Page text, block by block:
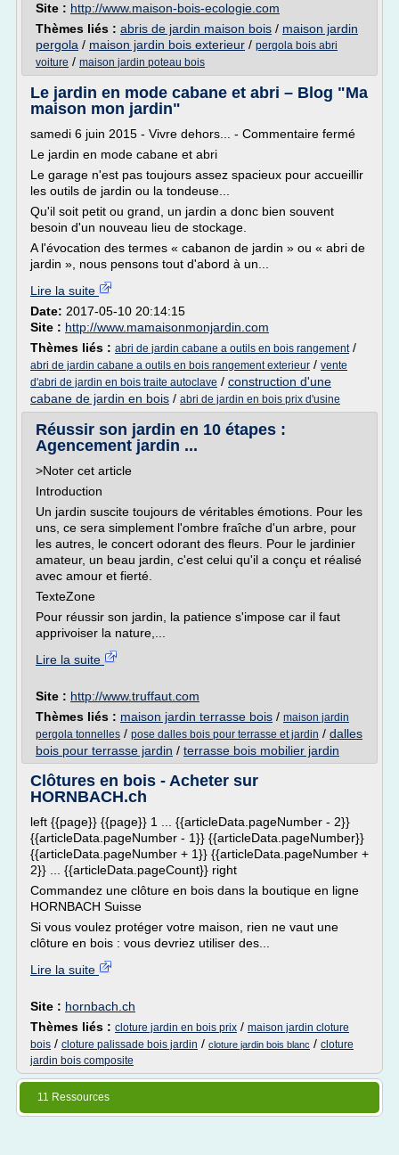
Site : http://www.maison-bois-ecologie.com
Thèmes liés : abris de jardin maison bois / maison jardin
pergola / maison jardin bois exterieur / pergola bois abri
voiture / maison jardin poteau bois
Le jardin en mode cabane et abri – Blog "Ma
maison mon jardin"
samedi 6 juin 2015 - Vivre dehors... - Commentaire fermé
Le jardin en mode cabane et abri
Le garage n'est pas toujours assez spacieux pour accueillir
les outils de jardin ou la tondeuse...
Qu'il soit petit ou grand, un jardin a donc bien souvent
besoin d'un nouveau lieu de stockage.
A l'évocation des termes « cabanon de jardin » ou « abri de
jardin », nous pensons tout d'abord à un...
Lire la suite
Date: 2017-05-10 20:14:15
Site : http://www.mamaisonmonjardin.com
Thèmes liés : abri de jardin cabane a outils en bois rangement/
abri de jardin cabane a outils en bois rangement exterieur / vente
d'abri de jardin en bois traite autoclave / construction d'une
cabane de jardin en bois / abri de jardin en bois prix d'usine
Réussir son jardin en 10 étapes :
Agencement jardin ...
>Noter cet article
Introduction
Un jardin suscite toujours de véritables émotions. Pour les
uns, ce sera simplement l'ombre fraîche d'un arbre, pour
les autres, le concert odorant des fleurs. Pour le jardinier
amateur, un beau jardin, c'est celui qu'il a conçu et réalisé
avec amour et fierté.
TexteZone
Pour réussir son jardin, la patience s'impose car il faut
apprivoiser la nature,...
Lire la suite
Site : http://www.truffaut.com
Thèmes liés : maison jardin terrasse bois / maison jardin
pergola tonnelles / pose dalles bois pour terrasse et jardin / dalles
bois pour terrasse jardin / terrasse bois mobilier jardin
Clôtures en bois - Acheter sur
HORNBACH.ch
left {{page}} {{page}} 1 ... {{articleData.pageNumber - 2}}
{{articleData.pageNumber - 1}} {{articleData.pageNumber}}
{{articleData.pageNumber + 1}} {{articleData.pageNumber +
2}} ... {{articleData.pageCount}} right
Commandez une clôture en bois dans la boutique en ligne
HORNBACH Suisse
Si vous voulez protéger votre maison, rien ne vaut une
clôture en bois : vous devriez utiliser des...
Lire la suite
Site : hornbach.ch
Thèmes liés : cloture jardin en bois prix / maison jardin cloture
bois / cloture palissade bois jardin / cloture jardin bois blanc / cloture
jardin bois composite
11 Ressources